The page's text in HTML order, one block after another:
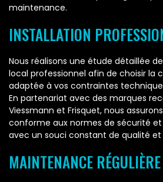
maintenance.
INSTALLATION
Nous réalisons une étude détaillée
local professionnel afin de choisir la
adaptée à vos contraintes
En partenariat avec des marques
Viessmann et Frisquet, nous
conforme aux normes de sécurité
avec un souci constant de qualité et
MAINTENANCE